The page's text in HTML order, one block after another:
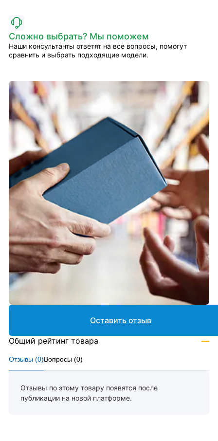
Сложно выбрать? Мы поможем
Наши консультанты ответят на все вопросы, помогут
сравнить и выбрать подходящие модели.
Отзывы (0)Вопросы (0)
Отзывы по этому товару появятся после
публикации на новой платформе.
Оставить отзыв
Общий рейтинг товара —